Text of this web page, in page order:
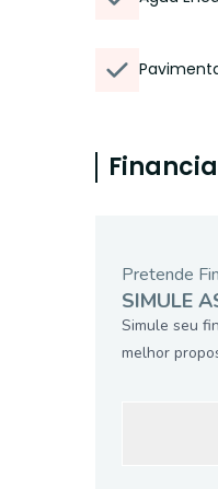
Pretende
SIMULE
Simule seu
melhor